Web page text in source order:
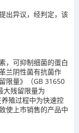
出异议，经判定，该
，可抑制细菌的蛋白
兰阴性菌有抗菌作
限量》（GB 31650
残留限量为
殖过程中为快速控
使上市销售的产品中